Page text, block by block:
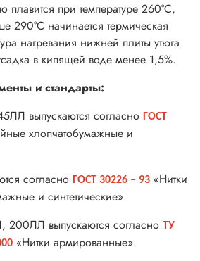
плавится при температуре 260°С,
290°С начинается термическая
нагревания нижней плиты утюга
в кипящей воде менее 1,5%.
и стандарты:
выпускаются согласно ГОСТ
хлопчатобумажные и
согласно ГОСТ 30226 – 93 «Нитки
и синтетические».
выпускаются согласно ТУ
«Нитки армированные».